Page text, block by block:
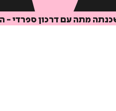
מתה עם דרכון